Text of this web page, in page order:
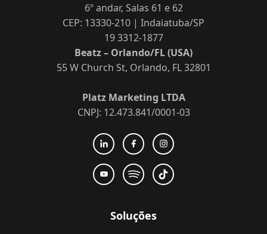
6º andar, Salas 61 e 62
CEP: 13330-210 | Indaiatuba/SP
19 3312-1877
Beatz – Orlando/FL (USA)
55 W Church St, Orlando, FL 32801
Platz Marketing LTDA
CNPJ: 12.473.841/0001-03
Soluções